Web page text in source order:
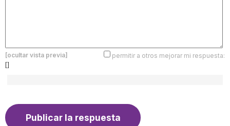
[ocultar vista previa]
permitir a otros mejorar mi respuesta:
[]